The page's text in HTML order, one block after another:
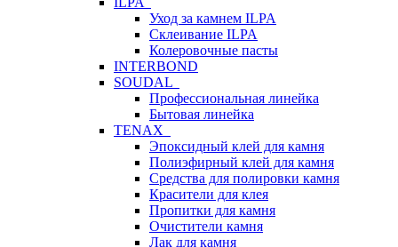
Уход за камнем ILPA
Склеивание ILPA
Колеровочные пасты
INTERBOND
SOUDAL
Профессиональная линейка
Бытовая линейка
TENAX
Эпоксидный клей для камня
Полиэфирный клей для камня
Средства для полировки камня
Красители для клея
Пропитки для камня
Очистители камня
Лак для камня